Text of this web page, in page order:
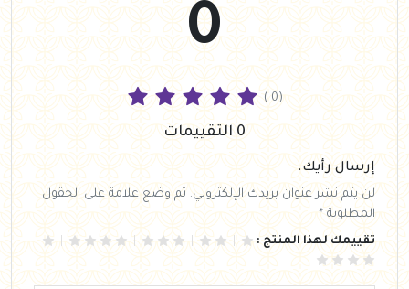
0
( 0)
0 التقييمات
إرسال رأيك.
لن يتم نشر عنوان بريدك الإلكتروني. تم وضع علامة على الحقول
المطلوبة *
تقييمك لهذا المنتج :